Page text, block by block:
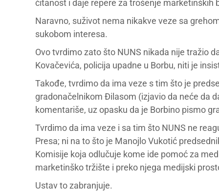
čitanost i daje repere za trošenje marketinških
Naravno, suživot nema nikakve veze sa
sukobom interesa.
Ovo tvrdimo zato što NUNS nikada nije tražio
Kovačevića, policija upadne u Borbu, niti je
Takođe, tvrdimo da ima veze s tim što je
gradonačelnikom Đilasom (izjavio da neće da
komentariše, uz opasku da je Borbino pismo
Tvrdimo da ima veze i sa tim što NUNS ne
Presa; ni na to što je Manojlo Vukotić
Komisije koja odlučuje kome ide pomoć za
marketinško tržište i preko njega medijski
Ustav to zabranjuje.